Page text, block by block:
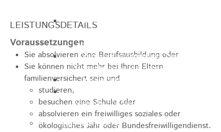
Verbandsversammlung des
Landeswasserversorgung
Verbandsversammlung Zweckverband
"Gewerbeverband Rosenstein"
Verwaltungsausschuss
Rosenstein" - Verwaltungsrat
Jugendparlament
LEISTUNGSDETAILS
Voraussetzungen
Sie absolvieren eine Berufsausbildung oder
Sie können nicht mehr bei Ihren Eltern
familienversichert sein und
studieren,
besuchen eine Schule oder
absolvieren ein freiwilliges soziales oder
ökologisches Jahr oder Bundesfreiwilligendienst.